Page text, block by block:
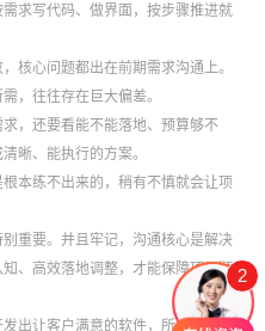
求写代码、做界面，按步骤推进就
核心问题都出在前期需求沟通上。
，往往存在巨大偏差。
，还要看能不能落地、预算够不
晰、能执行的方案。
本练不出来的，稍有不慎就会让项
重要。并且牢记，沟通核心是解决
、高效落地调整，才能保障项目顺
出让客户满意的软件，所以专业的
2